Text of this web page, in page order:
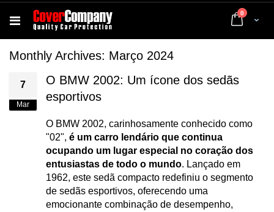
Cart
0 artigos
Monthly Archives: Março 2024
7
Mar
O BMW 2002: Um ícone dos sedãs
esportivos
O BMW 2002, carinhosamente conhecido como
"02", é um carro lendário que continua
ocupando um lugar especial no coração dos
entusiastas de todo o mundo. Lançado em
1962, este sedã compacto redefiniu o segmento
de sedãs esportivos, oferecendo uma
emocionante combinação de desempenho,